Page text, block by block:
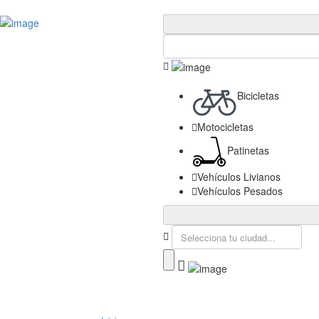
Publica tu Empresa
Bicicletas
Motocicletas
Patinetas
Vehículos Livianos
Vehículos Pesados